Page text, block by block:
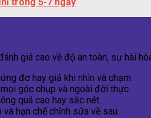
giá cao về độ an toàn, sự hài
đơ hay giả khi nhìn và chạm.
góc chụp và ngoài đời thực.
quá cao hay sắc nét.
hạn chế chỉnh sửa về sau.